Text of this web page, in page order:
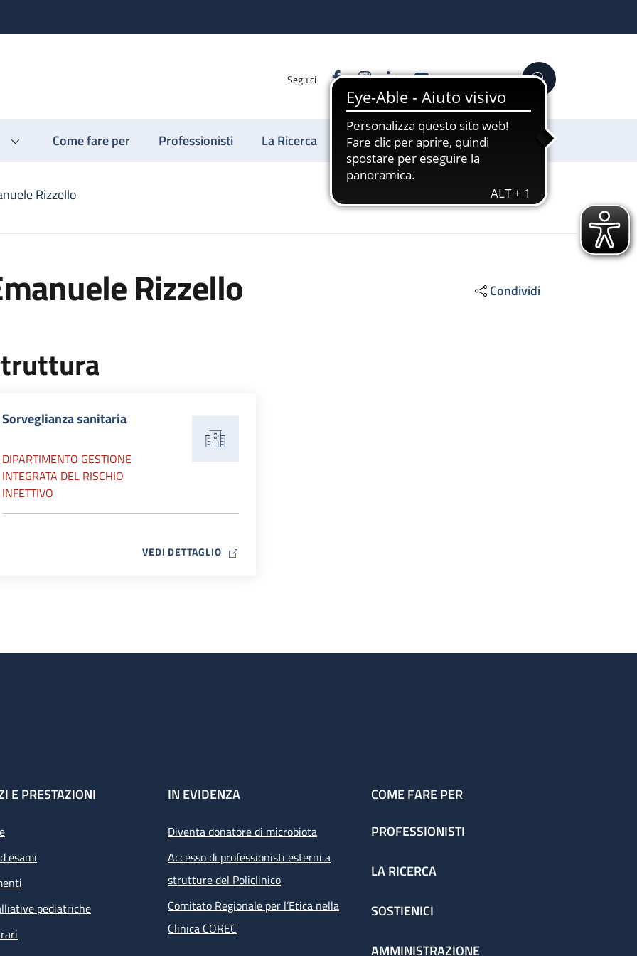
Seguici FacebookInstagram
LinkedinYouTube Cerca
Come fare per Professionisti La Ricerca Sostienici
Rizzello
Rizzello Condividi
Sorveglianza sanitaria
DIPARTIMENTO GESTIONE
INTEGRATA DEL RISCHIO
INFETTIVO
VEDI DETTAGLIOMAP ICON
E PRESTAZIONI
esami
pediatriche
IN EVIDENZA
Diventa donatore di microbiota
Accesso di professionisti esterni a
strutture del Policlinico
Comitato Regionale per l’Etica nella
Clinica COREC
COME FARE PER
PROFESSIONISTI
LA RICERCA
SOSTIENICI
AMMINISTRAZIONE